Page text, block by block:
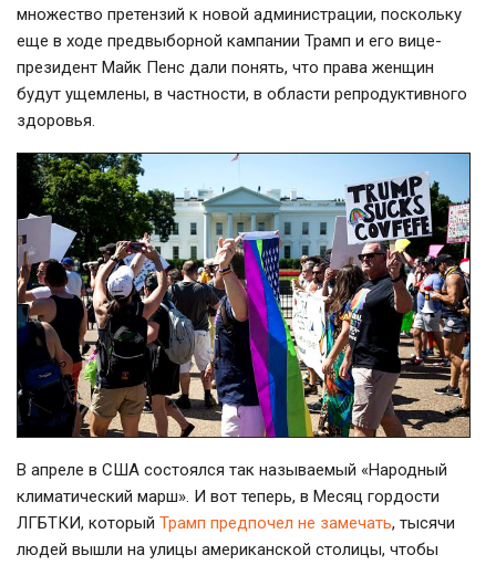
множество претензий к новой администрации, поскольку
еще в ходе предвыборной кампании Трамп и его вице-
президент Майк Пенс дали понять, что права женщин
будут ущемлены, в частности, в области репродуктивного
здоровья.
В апреле в США состоялся так называемый «Народный
климатический марш». И вот теперь, в Месяц гордости
ЛГБТКИ, который Трамп предпочел не замечать, тысячи
людей вышли на улицы американской столицы, чтобы